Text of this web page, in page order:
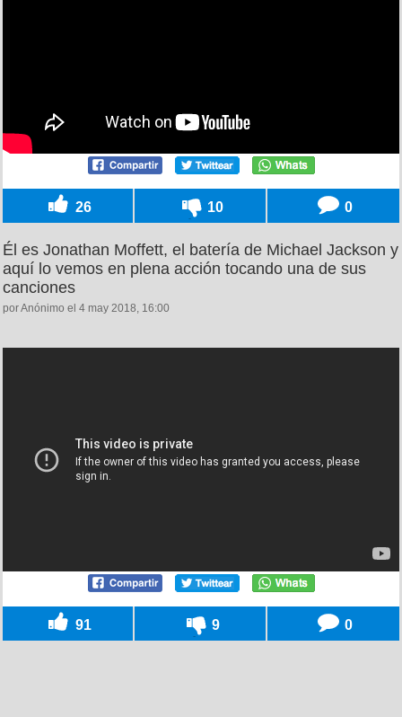
26 10 0
Él es Jonathan Moffett, el batería de Michael Jackson y
aquí lo vemos en plena acción tocando una de sus
canciones
por Anónimo el 4 may 2018, 16:00
91 9 0